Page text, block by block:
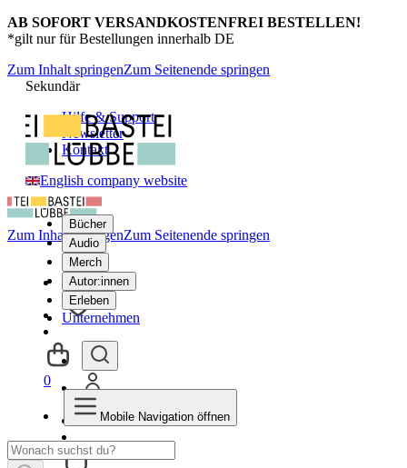
AB SOFORT VERSANDKOSTENFREI BESTELLEN!
*gilt nur für Bestellungen innerhalb DE
Zum Inhalt springenZum Seitenende springen
Sekundär
Hilfe & Support
Newsletter
Kontakt
English company website
Bücher
Audio
Merch
Autor:innen
Erleben
Unternehmen
Zum Inhalt springenZum Seitenende springen
0
Mobile Navigation öffnen